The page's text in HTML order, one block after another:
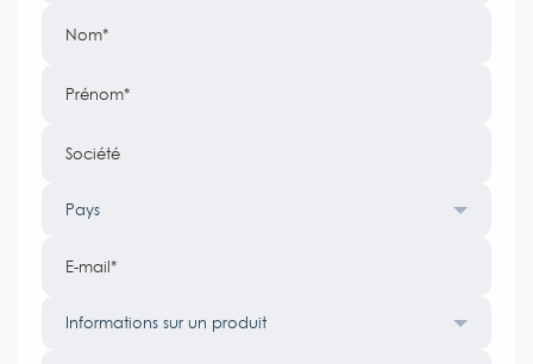
Nom
Prénom
Société
Pays
E-mail
Informations sur un produit